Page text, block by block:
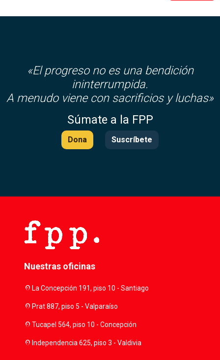
«El progreso no es una bendición
ininterrumpida.
A menudo viene con sacrificios y luchas»
Súmate a la FPP
Dona Suscríbete
Nuestras oficinas
location_onLa Concepción 191, piso 10 - Santiago
location_onPrat 887, piso 5 - Valparaíso
location_onTucapel 564, piso 10 - Concepción
location_onIndependencia 625, piso 3 - Valdivia